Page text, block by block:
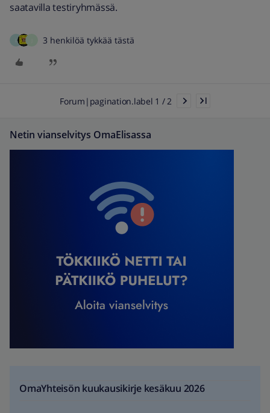
saatavilla testiryhmässä.
3 henkilöä tykkää tästä
Forum|pagination.label 1 / 2
Netin vianselvitys OmaElisassa
OmaYhteisön kuukausikirje kesäkuu 2026